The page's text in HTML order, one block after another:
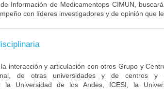
Información de Medicamentops CIMUN,
con líderes investigadores y de opinión que le
interacción y articulación con otros Grupo y
de otras universidades y de centros y
la Universidad de los Andes, ICESI, la